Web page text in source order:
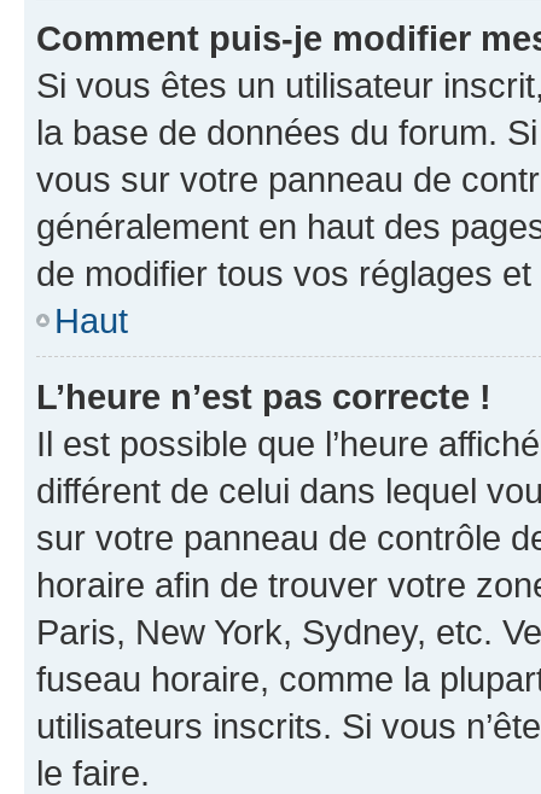
Comment puis-je modifier
Si vous êtes un utilisateur
la base de données du forum.
vous sur votre panneau de
généralement en haut des
de modifier tous vos réglages
Haut
L’heure n’est pas correcte !
Il est possible que l’heure
différent de celui dans lequel
sur votre panneau de contrôle
horaire afin de trouver votre
Paris, New York, Sydney, etc.
fuseau horaire, comme la
utilisateurs inscrits. Si vous
le faire.